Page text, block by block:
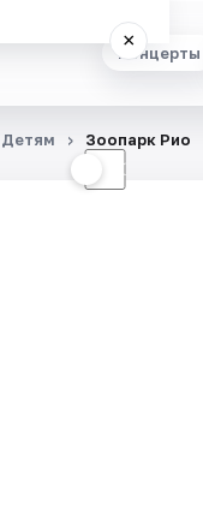
Концерты
×
☾
Детям Зоопарк Рио